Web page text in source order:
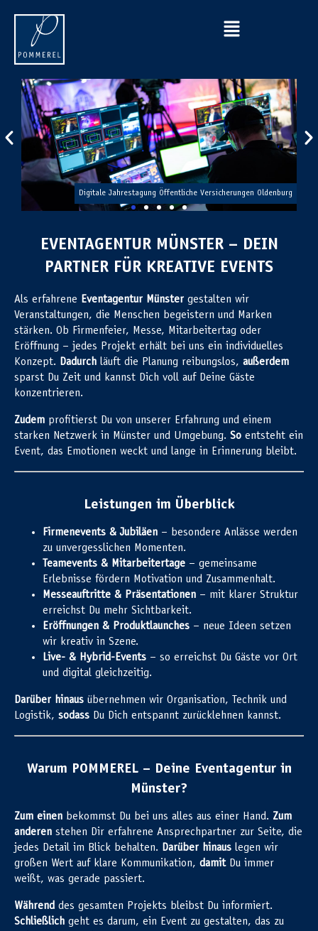
Digitale Jahrestagung Öffentliche Versicherungen Oldenburg
EVENTAGENTUR MÜNSTER – DEIN
PARTNER FÜR KREATIVE EVENTS
Als erfahrene Eventagentur Münster gestalten wir
Veranstaltungen, die Menschen begeistern und Marken
stärken. Ob Firmenfeier, Messe, Mitarbeitertag oder
Eröffnung – jedes Projekt erhält bei uns ein individuelles
Konzept. Dadurch läuft die Planung reibungslos, außerdem
sparst Du Zeit und kannst Dich voll auf Deine Gäste
konzentrieren.
Zudem profitierst Du von unserer Erfahrung und einem
starken Netzwerk in Münster und Umgebung. So entsteht ein
Event, das Emotionen weckt und lange in Erinnerung bleibt.
Leistungen im Überblick
Firmenevents & Jubiläen – besondere Anlässe werden
zu unvergesslichen Momenten.
Teamevents & Mitarbeitertage – gemeinsame
Erlebnisse fördern Motivation und Zusammenhalt.
Messeauftritte & Präsentationen – mit klarer Struktur
erreichst Du mehr Sichtbarkeit.
Eröffnungen & Produktlaunches – neue Ideen setzen
wir kreativ in Szene.
Live- & Hybrid-Events – so erreichst Du Gäste vor Ort
und digital gleichzeitig.
Darüber hinaus übernehmen wir Organisation, Technik und
Logistik, sodass Du Dich entspannt zurücklehnen kannst.
Warum POMMEREL – Deine Eventagentur in
Münster?
Zum einen bekommst Du bei uns alles aus einer Hand. Zum
anderen stehen Dir erfahrene Ansprechpartner zur Seite, die
jedes Detail im Blick behalten. Darüber hinaus legen wir
großen Wert auf klare Kommunikation, damitDu immer
weißt, was gerade passiert.
Während des gesamten Projekts bleibst Du informiert.
Schließlich geht es darum, ein Event zu gestalten, das zu